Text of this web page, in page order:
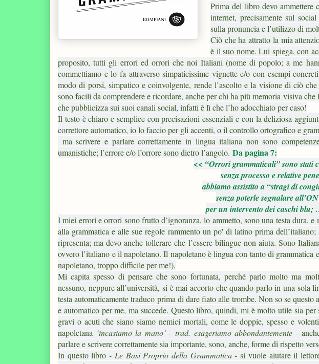
Prima del libro devo ammettere
internet, precisamente sul
sulla pronuncia e l’utilizzo di
Ciò che ha attratto la mia
è il suo nome. Lui spiega, con
proposito, tutti gli errori ed orrori che noi Italiani (nome di popolo; a me
commettiamo e lo fa attraverso simpaticissime vignette e/o con esempi
modo di porsi, simpatico e coinvolgente, rende l’ascolto e la visione di ciò
sono facili da comprendere e ricordare, anche per chi ha più memoria visiva
che pubblicizza sui suoi canali social, infatti è lì che l’ho adocchiato per caso!
Il testo è chiaro e semplice con precisazioni essenziali e con la deliziosa
correttore automatico, io lo faccio per gli accenti, o il controllo ortografico e
ma scrivere e parlare correttamente in lingua italiana non sono
umanistiche; l’errore e/o l’orrore sono dietro l’angolo. Da pagina 7:
<< “Orrori grammaticali” sono stati
senza processo e relative
abbiamo assistito a “stragi di
senza poterle segnalare
per un intervento dei caschi blu;
I miei errori e orrori sono frutto d’ignoranza, lo ammetto, sono una testa dura,
alla grammatica e alle sue regole rammento un po' di latino prima
ripresenta; ma devo anche tollerare che l’essere bilingue non aiuta. Sono
ovvero l’italiano e il napoletano. Il napoletano è lingua con tanto di grammatica
napoletano, troppo difficile per me!).
Mi capita spesso di pensare che sono fortunata, perché parlo molto ma
nessuno, neppure all’università, si è mai accorto che quando parlo in una sola
testa automaticamente traduco prima di dare fiato alle trombe. Non so se
e automatico per me, ma succede. Questo libro, quindi, mi è molto utile sia
gravi o acuti che siano siamo nemici mortali, come le doppie, spesso e
napoletana ‘incasiamo la mano’ - trad. esageriamo abbondantemente -
parlare e scrivere correttamente sia importante, sono, anche, forme di rispetto
In questo libro- Le Basi Proprio della Grammatica - si vuole aiutare il